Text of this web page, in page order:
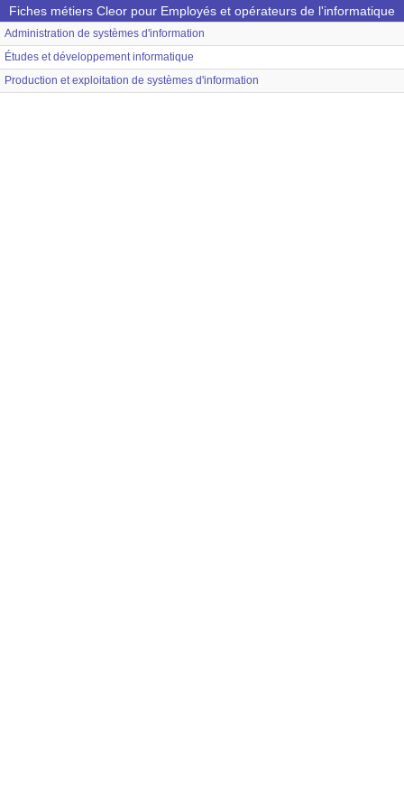
Fiches métiers Cleor pour Employés et opérateurs de l'informatique
Administration de systèmes d'information
Études et développement informatique
Production et exploitation de systèmes d'information